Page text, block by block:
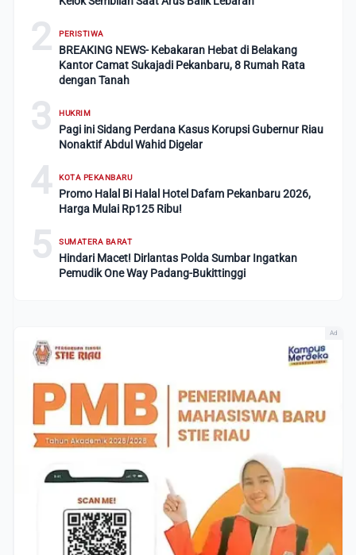
2 PERISTIWA
BREAKING NEWS- Kebakaran Hebat di Belakang
Kantor Camat Sukajadi Pekanbaru, 8 Rumah Rata
dengan Tanah
3 HUKRIM
Pagi ini Sidang Perdana Kasus Korupsi Gubernur Riau
Nonaktif Abdul Wahid Digelar
4 KOTA PEKANBARU
Promo Halal Bi Halal Hotel Dafam Pekanbaru 2026,
Harga Mulai Rp125 Ribu!
5 SUMATERA BARAT
Hindari Macet! Dirlantas Polda Sumbar Ingatkan
Pemudik One Way Padang-Bukittinggi
Ad